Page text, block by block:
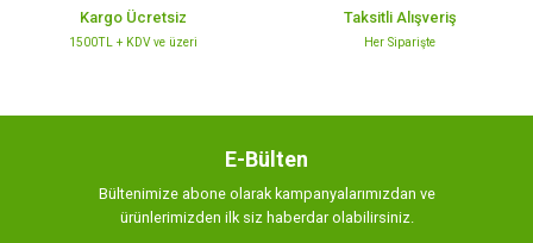
Kargo Ücretsiz
1500TL + KDV ve üzeri
Taksitli Alışveriş
Her Siparişte
E-Bülten
Bültenimize abone olarak kampanyalarımızdan ve
ürünlerimizden ilk siz haberdar olabilirsiniz.